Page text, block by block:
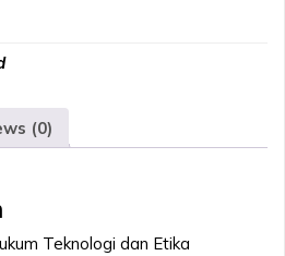
(0)
Teknologi dan Etika